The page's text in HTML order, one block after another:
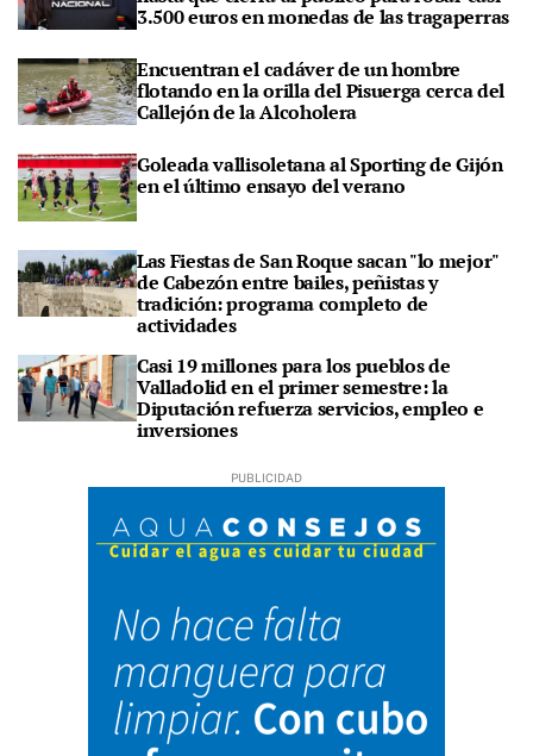
3.500 euros en monedas de las tragaperras
Encuentran el cadáver de un hombre
flotando en la orilla del Pisuerga cerca del
Callejón de la Alcoholera
Goleada vallisoletana al Sporting de Gijón
en el último ensayo del verano
Las Fiestas de San Roque sacan "lo mejor"
de Cabezón entre bailes, peñistas y
tradición: programa completo de
actividades
Casi 19 millones para los pueblos de
Valladolid en el primer semestre: la
Diputación refuerza servicios, empleo e
inversiones